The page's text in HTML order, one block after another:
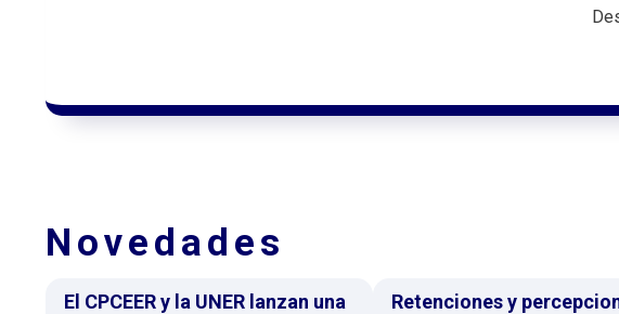
Novedades
El CPCEER y la UNER lanzan una
Retenciones y